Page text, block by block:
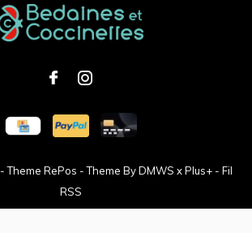
- Theme RePos - Theme ByDMWS xPlus+ - Fil
RSS